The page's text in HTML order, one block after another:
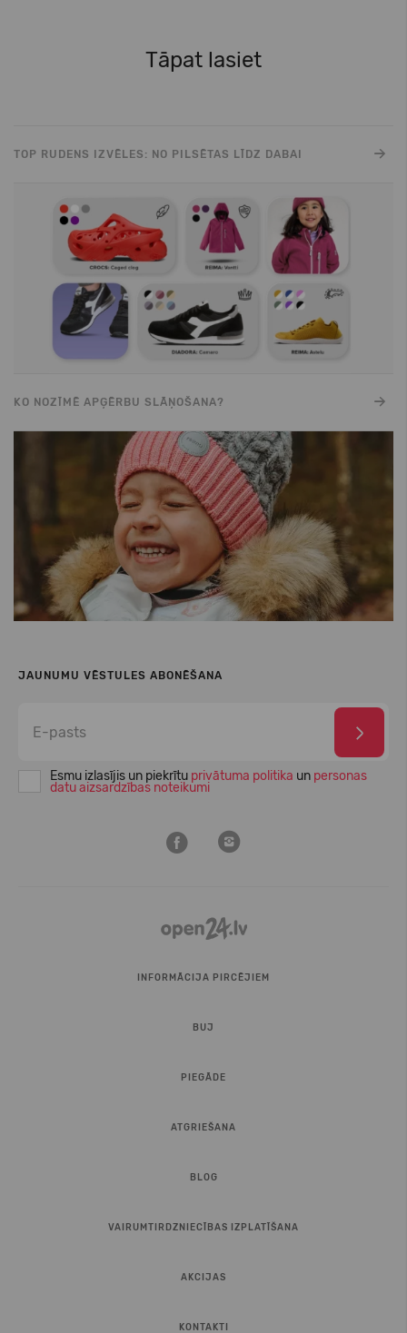
Tāpat lasiet
TOP RUDENS IZVĒLES: NO PILSĒTAS LĪDZ DABAI
KO NOZĪMĒ APĢĒRBU SLĀŅOŠANA?
JAUNUMU VĒSTULES ABONĒŠANA
Esmu izlasījis un piekrītu privātuma politika un personas
datu aizsardzības noteikumi
INFORMĀCIJA PIRCĒJIEM
BUJ
PIEGĀDE
ATGRIEŠANA
BLOG
VAIRUMTIRDZNIECĪBAS IZPLATĪŠANA
AKCIJAS
KONTAKTI